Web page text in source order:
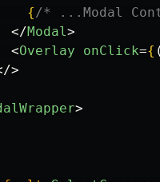
{/* ...Modal
</Modal>
<Overlay onClick={
>
>